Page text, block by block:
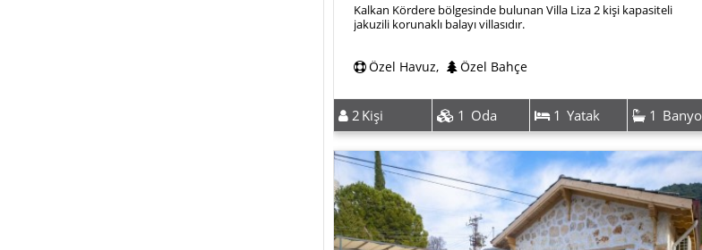
Kalkan Kördere bölgesinde bulunan Villa Liza 2 kişi kapasiteli
jakuzili korunaklı balayı villasıdır.
Özel Havuz, Özel Bahçe
2 Kişi 1 Oda 1 Yatak 1 Banyo